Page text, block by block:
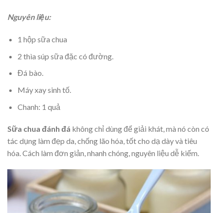
Nguyên liệu:
1 hộp sữa chua
2 thìa súp sữa đặc có đường.
Đá bào.
Máy xay sinh tố.
Chanh: 1 quả
Sữa chua đánh đá không chỉ dùng để giải khát, mà nó còn có
tác dụng làm đẹp da, chống lão hóa, tốt cho dạ dày và tiêu
hóa. Cách làm đơn giản, nhanh chóng, nguyên liệu dễ kiếm.